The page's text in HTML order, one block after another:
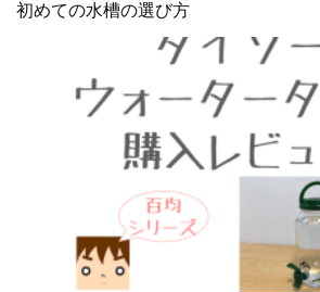
初めての水槽の選び方